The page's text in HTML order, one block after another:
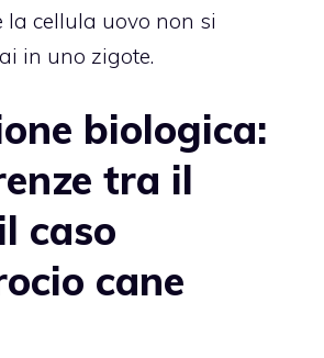
la cellula uovo non si
in uno zigote.
biologica:
tra il
caso
cane